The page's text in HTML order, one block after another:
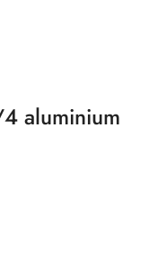
aluminium